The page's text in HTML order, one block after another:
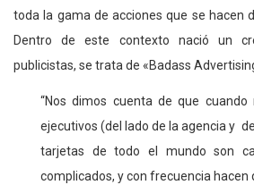
toda la gama de acciones que se hacen
Dentro de este contexto nació un
publicistas, se trata de «Badass
“Nos dimos cuenta de que
ejecutivos (del lado de la agencia y
tarjetas de todo el mundo son
complicados, y con frecuencia hacen